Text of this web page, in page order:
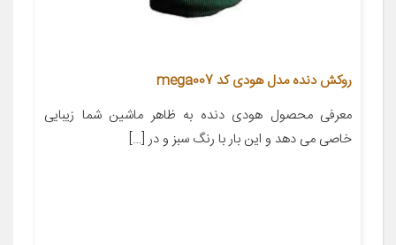
روکش دنده مدل هودی کد mega007
معرفی محصول ‌‌‌‌‌‌‌‌‌‌‌‌‌‌‌‌‌‌‌‌‌‌‌‌‌‌‌‌‌‌‌‌‌‌‌‌‌‌‌‌‌‌‌‌‌‌‌‌‌‌‌‌‌‌‌‌‌‌‌‌‌‌‌‌‌‌‌‌‌‌‌‌‌‌‌‌‌‌‌‌‌‌‌‌‌‌‌‌‌‌‌‌‌‌‌‌‌‌‌‌‌‌‌‌‌‌‌‌‌‌‌‌‌‌‌‌‌‌‌‌‌‌‌‌‌‌‌‌‌‌‌‌‌‌‌‌‌‌‌‌‌‌‌‌‌‌‌‌‌‌هودی دنده به ظاهر ماشین شما زیبایی
خاصی می دهد و این بار با رنگ سبز و در […]